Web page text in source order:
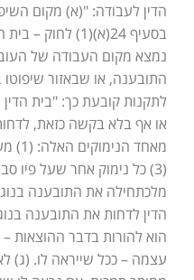
בסעיף 24(א)(1)
נמצא מקום העבודה של
לתקנות קובעת כך: "בית
או אף בלא בקשה כזאת,
(3) כל נימוק אחר שעל פיו
מלכתחילה את התובענה
הדין לדחות את התובענה
הוא להורות בדבר ההוצאות
עצמה – ככל שייראה לו. (ג)